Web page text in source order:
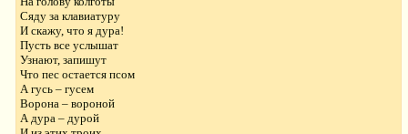
Сяду за клавиатуру
И скажу, что я дура!
Пусть все услышат
Узнают, запишут
Что пес остается псом
А гусь – гусем
Ворона – вороной
А дура – дурой